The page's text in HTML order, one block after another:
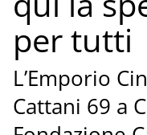
per tutti
L’Emporio
Cattani 69 a